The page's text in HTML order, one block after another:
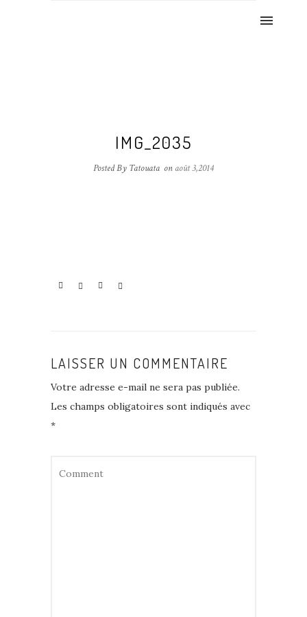
IMG_2035
Posted By Tatouata on août 3,2014
LAISSER UN COMMENTAIRE
Votre adresse e-mail ne sera pas publiée.
Les champs obligatoires sont indiqués avec
*